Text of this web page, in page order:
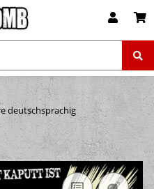
deutschsprachig